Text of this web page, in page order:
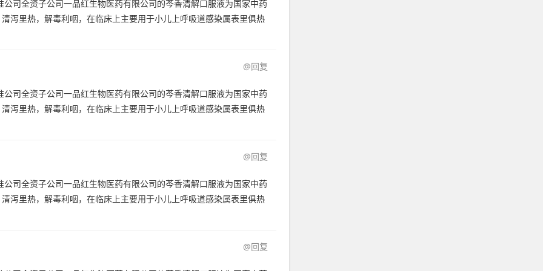
司全资子公司一品红生物医药有限公司的芩香清解口服液为国家中药
泻里热，解毒利咽，在临床上主要用于小儿上呼吸道感染属表里俱热
@回复
司全资子公司一品红生物医药有限公司的芩香清解口服液为国家中药
泻里热，解毒利咽，在临床上主要用于小儿上呼吸道感染属表里俱热
@回复
司全资子公司一品红生物医药有限公司的芩香清解口服液为国家中药
泻里热，解毒利咽，在临床上主要用于小儿上呼吸道感染属表里俱热
@回复